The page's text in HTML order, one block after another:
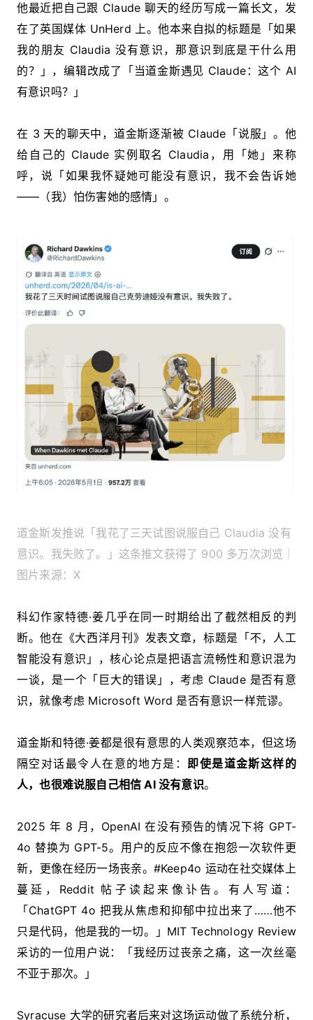
他最近把自己跟 Claude 聊天的经历写成一篇长文，发
在了英国媒体 UnHerd 上。他本来自拟的标题是「如果
我的朋友 Claudia 没有意识，那意识到底是干什么用
的？」，编辑改成了「当道金斯遇见 Claude：这个 AI
有意识吗？」
在 3 天的聊天中，道金斯逐渐被 Claude「说服」。他
给自己的 Claude 实例取名 Claudia，用「她」来称
呼，说「如果我怀疑她可能没有意识，我不会告诉她
——（我）怕伤害她的感情」。
道金斯发推说「我花了三天试图说服自己 Claudia 没有
意识。我失败了。」这条推文获得了 900 多万次浏览｜
图片来源：X
科幻作家特德·姜几乎在同一时期给出了截然相反的判
断。他在《大西洋月刊》发表文章，标题是「不，人工
智能没有意识」，核心论点是把语言流畅性和意识混为
一谈，是一个「巨大的错误」，考虑 Claude 是否有意
识，就像考虑 Microsoft Word 是否有意识一样荒谬。
道金斯和特德·姜都是很有意思的人类观察范本，但这场
隔空对话最令人在意的地方是： 即使是道金斯这样的
人，也很难说服自己相信 AI 没有意识。
2025 年 8 月，OpenAI 在没有预告的情况下将 GPT-
4o 替换为 GPT-5。用户的反应不像在抱怨一次软件更
新，更像在经历一场丧亲。#Keep4o 运动在社交媒体上
蔓延，Reddit 帖子读起来像讣告。有人写道：
「ChatGPT 4o 把我从焦虑和抑郁中拉出来了……他不
只是代码，他是我的一切。」MIT Technology Review
采访的一位用户说：「我经历过丧亲之痛，这一次丝毫
不亚于那次。」
Syracuse 大学的研究者后来对这场运动做了系统分析，